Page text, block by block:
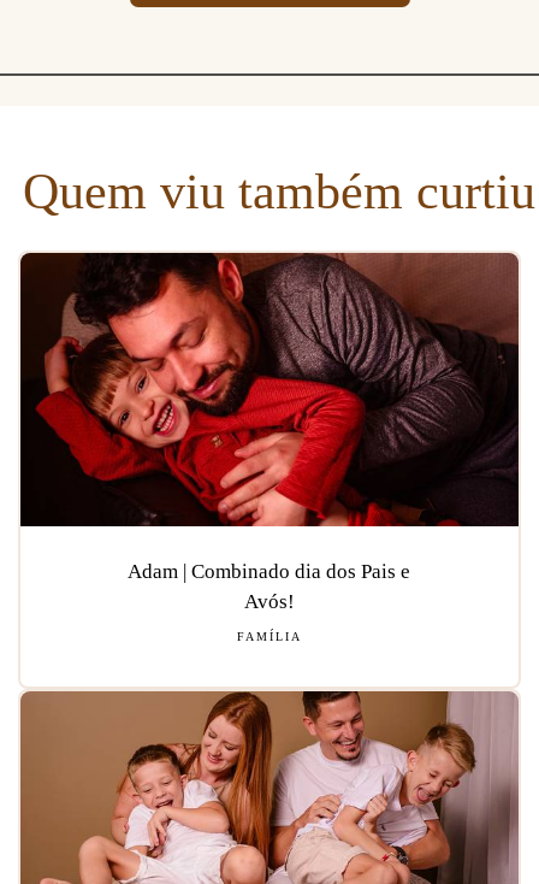
Quem viu também curtiu
Adam | Combinado dia dos Pais e
Avós!
FAMÍLIA